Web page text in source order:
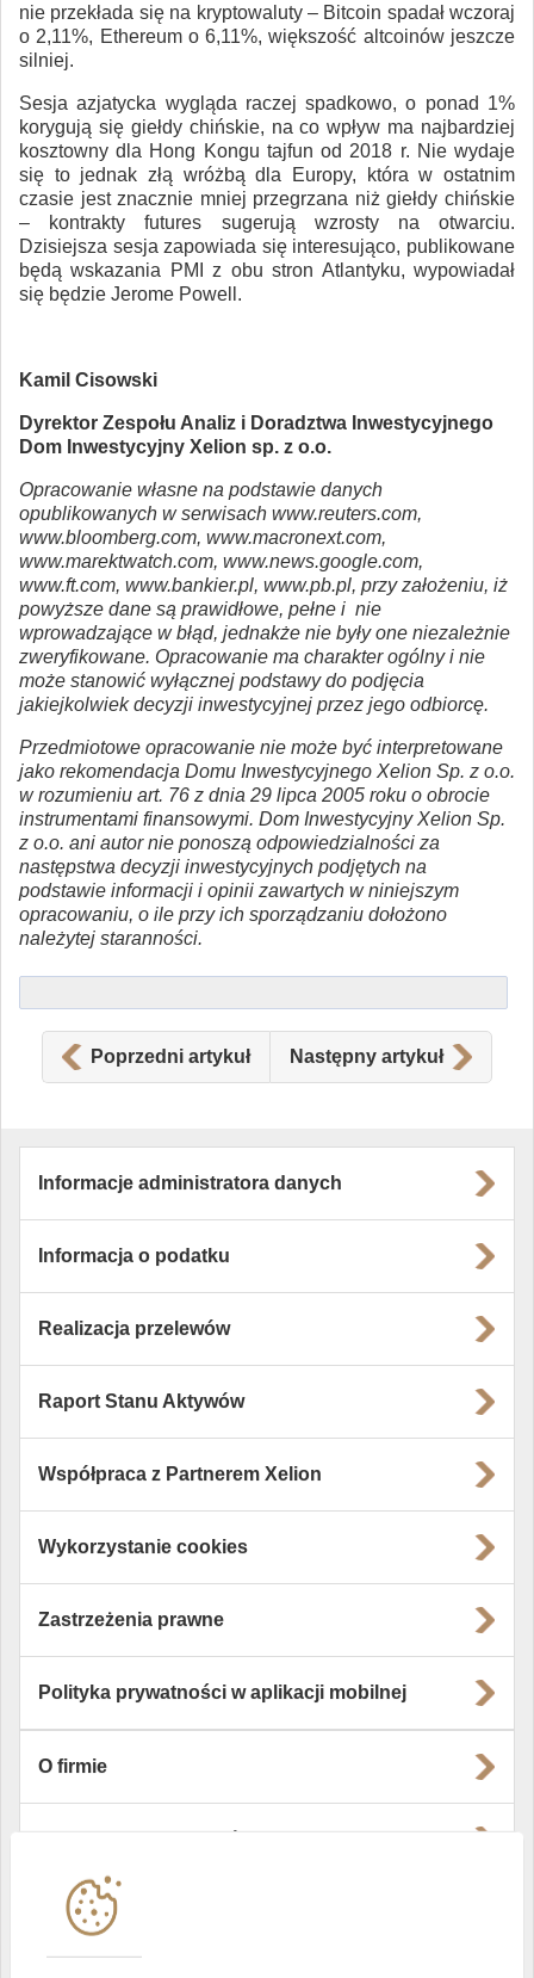
nie przekłada się na kryptowaluty – Bitcoin spadał wczoraj
o 2,11%, Ethereum o 6,11%, większość altcoinów jeszcze
silniej.
Sesja azjatycka wygląda raczej spadkowo, o ponad 1%
korygują się giełdy chińskie, na co wpływ ma najbardziej
kosztowny dla Hong Kongu tajfun od 2018 r. Nie wydaje
się to jednak złą wróżbą dla Europy, która w ostatnim
czasie jest znacznie mniej przegrzana niż giełdy chińskie
– kontrakty futures sugerują wzrosty na otwarciu.
Dzisiejsza sesja zapowiada się interesująco, publikowane
będą wskazania PMI z obu stron Atlantyku, wypowiadał
się będzie Jerome Powell.
Kamil Cisowski
Dyrektor Zespołu Analiz i Doradztwa Inwestycyjnego
Dom Inwestycyjny Xelion sp. z o.o.
Opracowanie własne na podstawie danych
opublikowanych w serwisach www.reuters.com,
www.bloomberg.com, www.macronext.com,
www.marektwatch.com, www.news.google.com,
www.ft.com, www.bankier.pl, www.pb.pl, przy założeniu, iż
powyższe dane są prawidłowe, pełne i nie
wprowadzające w błąd, jednakże nie były one niezależnie
zweryfikowane. Opracowanie ma charakter ogólny i nie
może stanowić wyłącznej podstawy do podjęcia
jakiejkolwiek decyzji inwestycyjnej przez jego odbiorcę.
Przedmiotowe opracowanie nie może być interpretowane
jako rekomendacja Domu Inwestycyjnego Xelion Sp. z o.o.
w rozumieniu art. 76 z dnia 29 lipca 2005 roku o obrocie
instrumentami finansowymi. Dom Inwestycyjny Xelion Sp.
z o.o. ani autor nie ponoszą odpowiedzialności za
następstwa decyzji inwestycyjnych podjętych na
podstawie informacji i opinii zawartych w niniejszym
opracowaniu, o ile przy ich sporządzaniu dołożono
należytej staranności.
Poprzedni artykuł Następny artykuł
Informacje administratora danych
Informacja o podatku
Realizacja przelewów
Raport Stanu Aktywów
Współpraca z Partnerem Xelion
Wykorzystanie cookies
Zastrzeżenia prawne
Polityka prywatności w aplikacji mobilnej
O firmie
Instytucje współpracujące